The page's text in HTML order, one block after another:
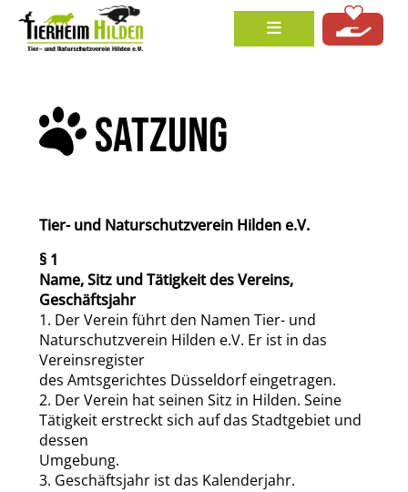
SATZUNG
Tier- und Naturschutzverein Hilden e.V.
§ 1
Name, Sitz und Tätigkeit des Vereins,
Geschäftsjahr
1. Der Verein führt den Namen Tier- und
Naturschutzverein Hilden e.V. Er ist in das
Vereinsregister
des Amtsgerichtes Düsseldorf eingetragen.
2. Der Verein hat seinen Sitz in Hilden. Seine
Tätigkeit erstreckt sich auf das Stadtgebiet und
dessen
Umgebung.
3. Geschäftsjahr ist das Kalenderjahr.